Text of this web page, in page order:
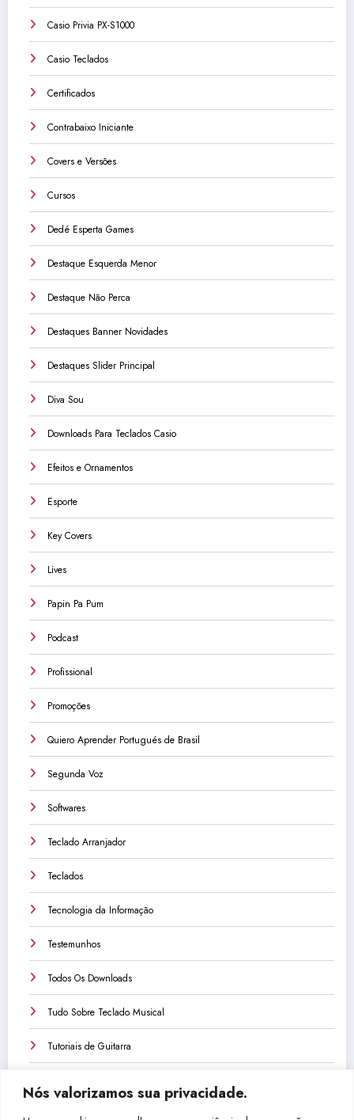
Nós valorizamos sua privacidade.
Casio Privia PX-S1000
Casio Teclados
Certificados
Contrabaixo Iniciante
Covers e Versões
Cursos
Dedé Esperta Games
Destaque Esquerda Menor
Destaque Não Perca
Destaques Banner Novidades
Destaques Slider Principal
Diva Sou
Downloads Para Teclados Casio
Efeitos e Ornamentos
Esporte
Key Covers
Lives
Papin Pa Pum
Podcast
Profissional
Promoções
Quiero Aprender Portugués de Brasil
Segunda Voz
Softwares
Teclado Arranjador
Teclados
Tecnologia da Informação
Testemunhos
Todos Os Downloads
Tudo Sobre Teclado Musical
Tutoriais de Guitarra
Tutoriais de Violão